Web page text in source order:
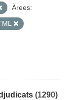
Àrees:
(1290)